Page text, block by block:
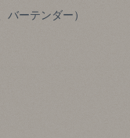
バーテンダー）